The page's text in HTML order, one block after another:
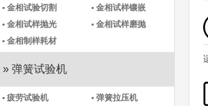
• 金相试验切割
• 金相试样镶嵌
• 金相试样抛光
• 金相试样磨抛
• 金相制样耗材
» 弹簧试验机
• 疲劳试验机
• 弹簧拉压机